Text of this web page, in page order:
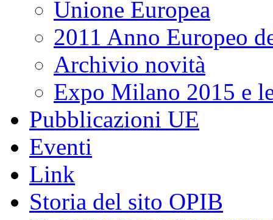
Unione Europea
2011 Anno Europeo
Archivio novità
Expo Milano 2015 e
Pubblicazioni UE
Eventi
Link
Storia del sito OPIB